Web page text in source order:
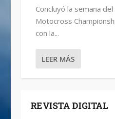
Concluyó la semana
Motocross
con la...
LEER MÁS
REVISTA DIGITAL